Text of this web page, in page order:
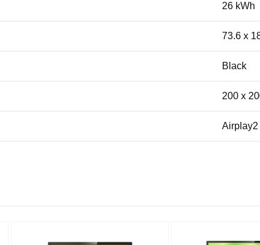
26 kWh
73.6 x
Black
200 x
Airplay2